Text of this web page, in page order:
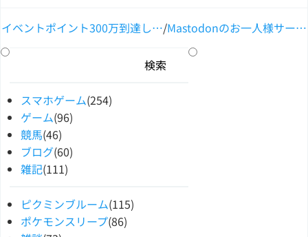
イベントポイント300万到達し…/Mastodonのお一人様サー…
スマホゲーム(254)
ゲーム(96)
競馬(46)
ブログ(60)
雑記(111)
ピクミンブルーム(115)
ポケモンスリープ(86)